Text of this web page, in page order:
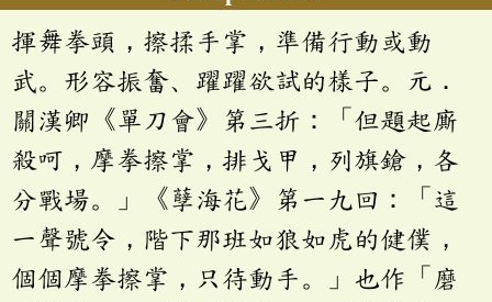
揮舞拳頭，擦揉手掌，準備行動或動
武。形容振奮、躍躍欲試的樣子。元．
關漢卿《單刀會》第三折：「但題起廝
殺呵，摩拳擦掌，排戈甲，列旗鎗，各
分戰場。」《孽海花》第一九回：「這
一聲號令，階下那班如狼如虎的健僕，
個個摩拳擦掌，只待動手。」也作「磨